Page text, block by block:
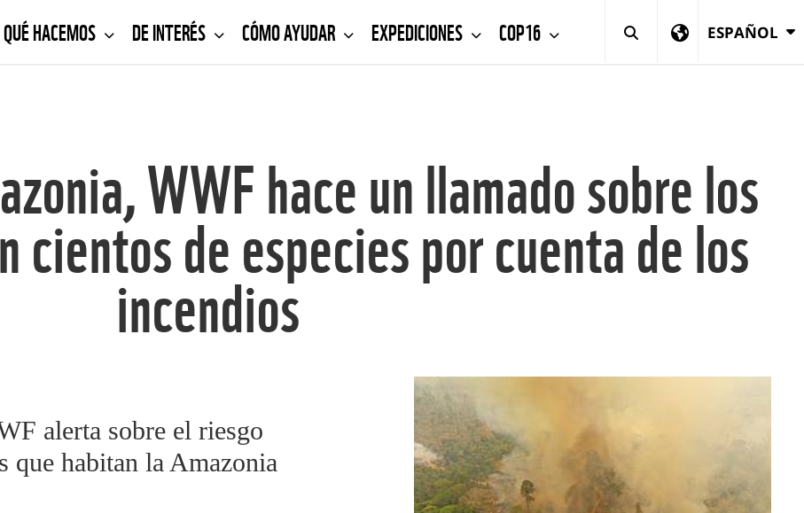
QUÉ HACEMOS DE INTERÉS CÓMO AYUDAR EXPEDICIONES COP16 ESPAÑOL
WWF hace un llamado sobre los
cientos de especies por cuenta de los
incendios
alerta sobre el riesgo
que habitan la Amazonia